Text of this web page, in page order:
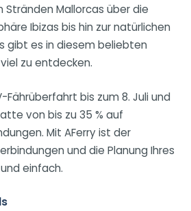
Stränden Mallorcas über die
Ibizas bis hin zur natürlichen
gibt es in diesem beliebten
zu entdecken.
Fährüberfahrt bis zum 8. Juli und
von bis zu 35 % auf
Mit AFerry ist der
und die Planung Ihres
einfach.